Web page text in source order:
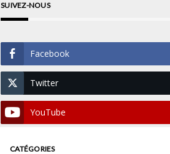
SUIVEZ-NOUS
Facebook
Twitter
YouTube
CATÉGORIES